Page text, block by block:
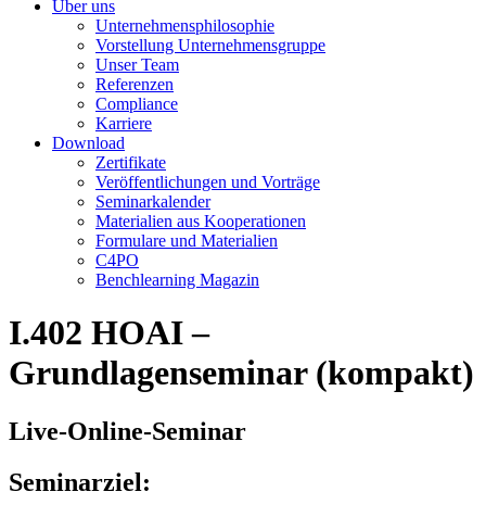
Über uns
Unternehmensphilosophie
Vorstellung Unternehmensgruppe
Unser Team
Referenzen
Compliance
Karriere
Download
Zertifikate
Veröffentlichungen und Vorträge
Seminarkalender
Materialien aus Kooperationen
Formulare und Materialien
C4PO
Benchlearning Magazin
I.402 HOAI –
Grundlagenseminar (kompakt)
Live-Online-Seminar
Seminarziel: